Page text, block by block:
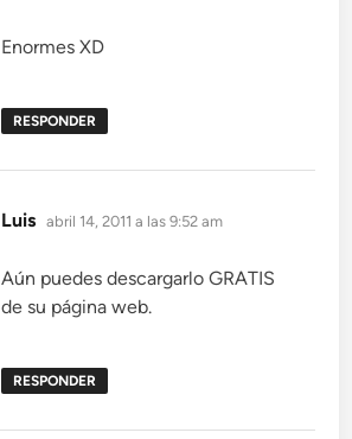
Enormes XD
RESPONDER
Luis dice:
abril 14, 2011 a las 9:52 am
Aún puedes descargarlo GRATIS
de su página web.
RESPONDER